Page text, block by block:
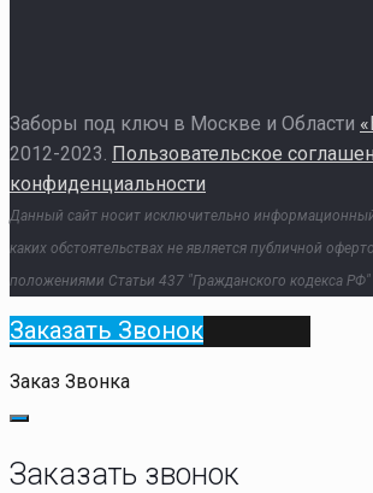
Заборы под ключ в Москве и Области
2012-2023. Пользовательское
конфиденциальности
Данный сайт носит исключительно
каких обстоятельствах не является публичной
положениями Статьи 437 "Гражданского кодекса РФ"
Заказать Звонок
Заказ Звонка
Заказать звонок